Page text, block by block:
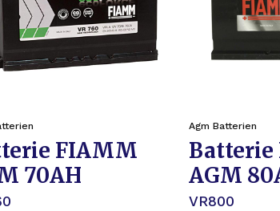
FIAMM
70AH
Agm Batterien
AGM
VR800